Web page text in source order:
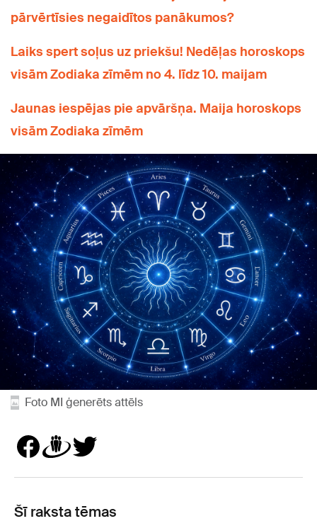
pārvērtīsies negaidītos panākumos?
Laiks spert soļus uz priekšu! Nedēļas horoskops
visām Zodiaka zīmēm no 4. līdz 10. maijam
Jaunas iespējas pie apvāršņa. Maija horoskops
visām Zodiaka zīmēm
Foto MI ģenerēts attēls
Šī raksta tēmas